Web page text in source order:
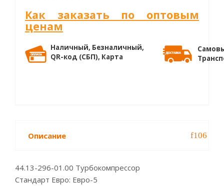
Как заказать по оптовым
ценам
Наличный, Безналичный,
QR-код (СБП), Карта
Описание
44.13-296-01.00 Турбокомпрессор
Стандарт Евро: Евро-5